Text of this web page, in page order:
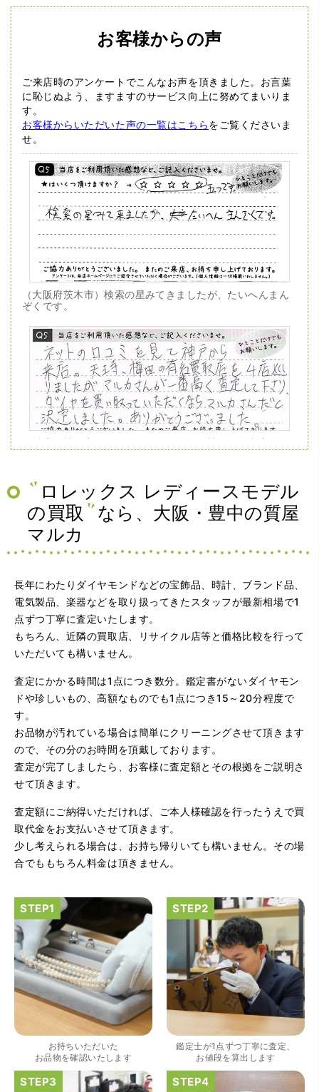
お客様からの声
ご来店時のアンケートでこんなお声を頂きました。 お言葉
に恥じぬよう、ますますのサービス向上に努めてまいりま
す。
お客様からいただいた声の一覧はこちらをご覧くださいま
せ。
（大阪府茨木市）検索の星みてきましたが、たいへんまん
ぞくです。
（兵庫県神戸市）ネットの口コミを見て神戸から来店。天
王寺、梅田の有名買取店を4店巡りましたがマルカさんが一
（大阪府大阪市）問い合わせから非常に分かり易く、安心
して利用できた。また、思ったよりも高額だったので助か
りました。
（大阪府大阪市）とてもプロな鑑定士さんがいて的確にア
なって頂いてありがとうございます! お店の雰囲気もやらし
さがなく、とても入ってゆっくりできる落ちついた敷居の
高いお店です。また鑑定士さんに会いたいです。
（大阪府大阪市）きれいにして頂いたうえで質入れ金額を
出していただいたのが初めてで感動しました。
ロレックス レディースモデル
の買取
なら、大阪・豊中の質屋
マルカ
長年にわたりダイヤモンドなどの宝飾品、時計、ブランド品、
電気製品、楽器などを取り扱ってきたスタッフが最新相場で1
点ずつ丁寧に査定いたします。
もちろん、近隣の買取店、リサイクル店等と価格比較を行って
いただいても構いません。
査定にかかる時間は1点につき数分。鑑定書がないダイヤモン
ドや珍しいもの、高額なものでも1点につき15～20分程度で
す。
お品物が汚れている場合は簡単にクリーニングさせて頂きます
ので、その分のお時間を頂戴しております。
査定が完了しましたら、お客様に査定額とその根拠をご説明さ
せて頂きます。
査定額にご納得いただければ、ご本人様確認を行ったうえで買
取代金をお支払いさせて頂きます。
少し考えられる場合は、お持ち帰りいても構いません。その場
合でももちろん料金は頂きません。
お持ちいただいた
お品物を確認いたします
鑑定士が1点ずつ丁寧に査定、
お値段を算出します